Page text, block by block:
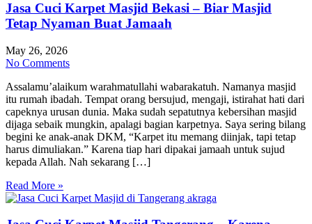
Jasa Cuci Karpet Masjid Bekasi – Biar Masjid
Tetap Nyaman Buat Jamaah
May 26, 2026
No Comments
Assalamu’alaikum warahmatullahi wabarakatuh. Namanya masjid
itu rumah ibadah. Tempat orang bersujud, mengaji, istirahat hati dari
capeknya urusan dunia. Maka sudah sepatutnya kebersihan masjid
dijaga sebaik mungkin, apalagi bagian karpetnya. Saya sering bilang
begini ke anak-anak DKM, “Karpet itu memang diinjak, tapi tetap
harus dimuliakan.” Karena tiap hari dipakai jamaah untuk sujud
kepada Allah. Nah sekarang […]
Read More »